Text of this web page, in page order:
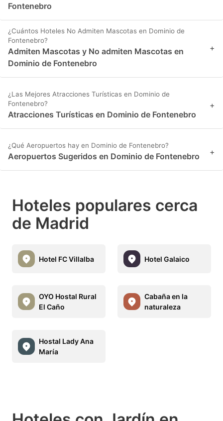
Fontenebro
¿Cuántos Hoteles No Admiten Mascotas en Dominio de
Fontenebro?
Admiten Mascotas y No admiten Mascotas en
Dominio de Fontenebro
+
¿Las Mejores Atracciones Turísticas en Dominio de
Fontenebro?
Atracciones Turísticas en Dominio de Fontenebro
+
¿Qué Aeropuertos hay en Dominio de Fontenebro?
Aeropuertos Sugeridos en Dominio de Fontenebro +
Hoteles populares cerca
de Madrid
Hotel FC Villalba Hotel Galaico
OYO Hostal Rural
El Caño
Cabaña en la
naturaleza
Hostal Lady Ana
María